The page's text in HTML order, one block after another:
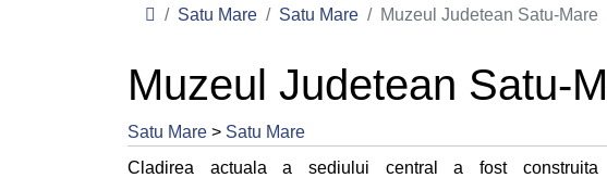
Satu Mare Satu Mare Muzeul Judetean Satu-Mare
Muzeul Judetean Satu-
Satu Mare > Satu Mare
Cladirea actuala a sediului central a fost